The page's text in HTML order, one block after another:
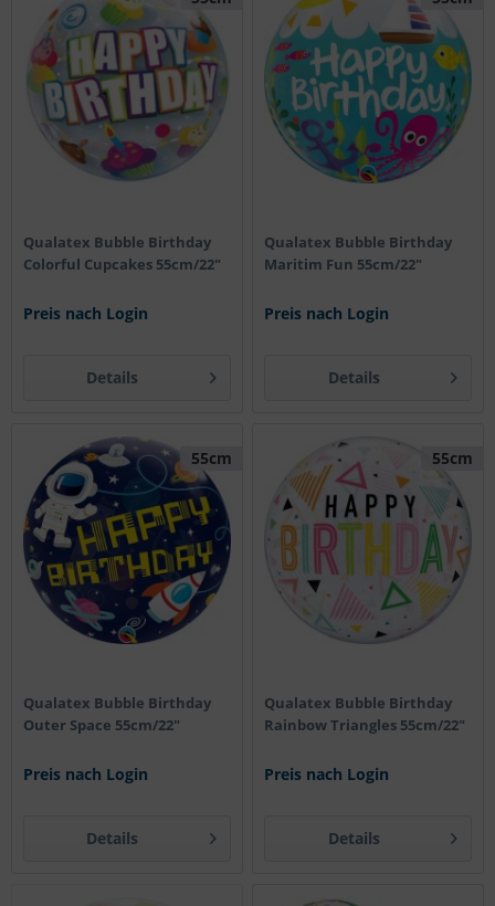
Qualatex Bubble Birthday
Colorful Cupcakes 55cm/22"
Preis nach Login
Details
Qualatex Bubble Birthday
Maritim Fun 55cm/22"
Preis nach Login
Details
55cm
Qualatex Bubble Birthday
Outer Space 55cm/22"
Preis nach Login
Details
55cm
Qualatex Bubble Birthday
Rainbow Triangles 55cm/22"
Preis nach Login
Details